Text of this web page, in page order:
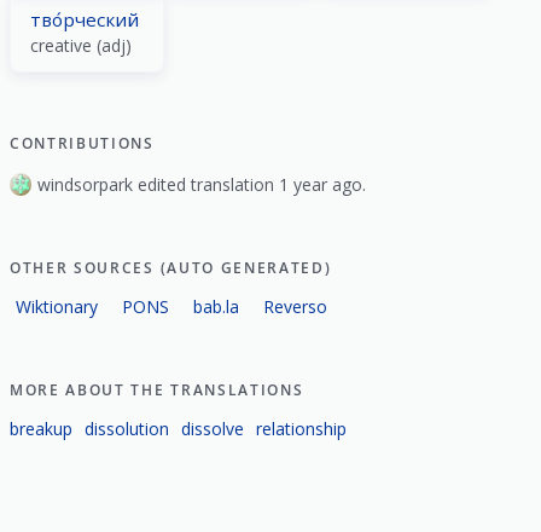
тво́рческий
creative (adj)
CONTRIBUTIONS
windsorpark edited translation 1 year ago.
OTHER SOURCES (AUTO GENERATED)
Wiktionary PONS bab.la Reverso
MORE ABOUT THE TRANSLATIONS
breakup dissolution dissolve relationship